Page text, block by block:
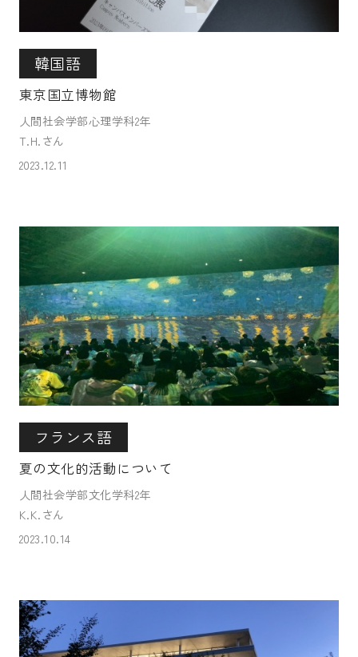
韓国語
東京国立博物館
人間社会学部心理学科2年
T.H.さん
2023.12.11
フランス語
夏の文化的活動について
人間社会学部文化学科2年
K.K.さん
2023.10.14